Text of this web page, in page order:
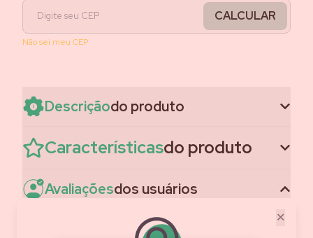
✕
CALCULAR
Não sei meu CEP
Descriçãodo produto
Característicasdo produto
Avaliaçõesdos usuários